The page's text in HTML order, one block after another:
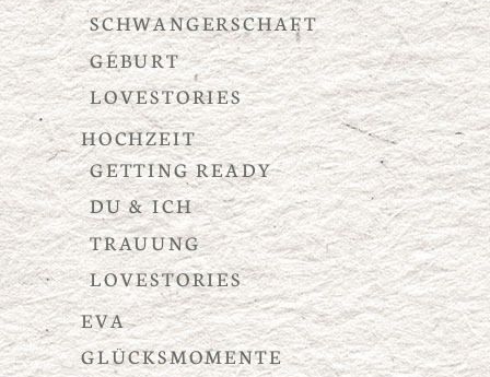
SCHWANGERSCHAFT
GEBURT
LOVESTORIES
HOCHZEIT
GETTING READY
DU & ICH
TRAUUNG
LOVESTORIES
EVA
GLÜCKSMOMENTE